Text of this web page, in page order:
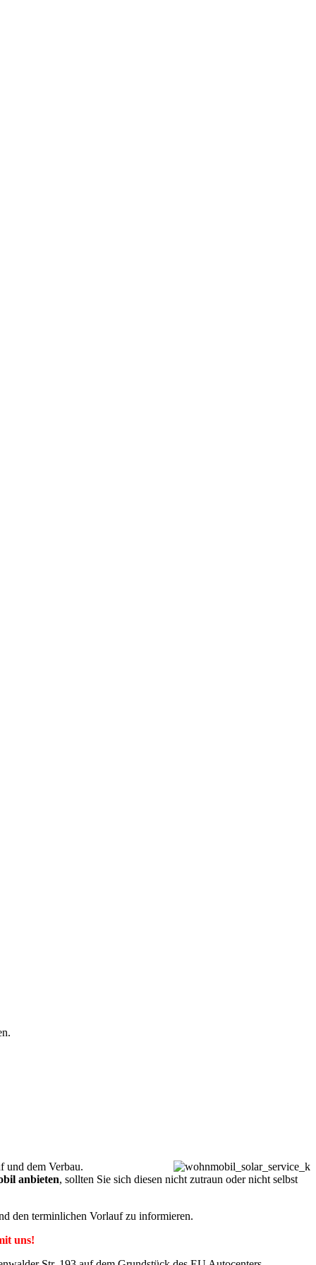
und dem Verbau.
anbieten, sollten Sie sich diesen nicht zutraun oder nicht selbst
den terminlichen Vorlauf zu informieren.
uns!